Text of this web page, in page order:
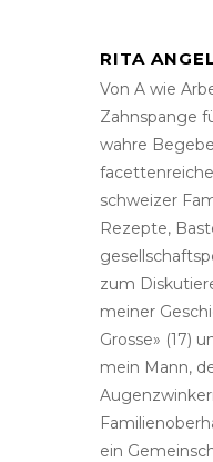
RITA
Von A wie
Zahnspange
wahre
schweizer
Rezepte,
zum
meiner
Grosse» (17)
mein Mann,
ein